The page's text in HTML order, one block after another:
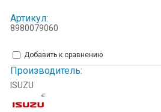
Артикул:
8980079060
Добавить к сравнению
Производитель:
ISUZU